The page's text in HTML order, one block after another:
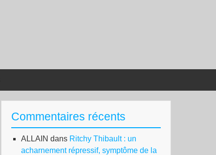
Commentaires récents
ALLAIN dans Ritchy Thibault : un
acharnement répressif, symptôme de la